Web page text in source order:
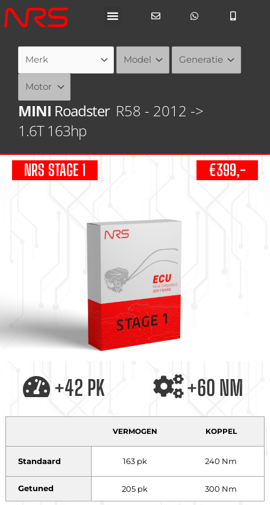
Ga
naar
MINI Roadster R58 - 2012 ->
1.6T 163hp
NRS STAGE 1 €399,-
+42 PK +60 NM
VERMOGEN KOPPEL
Standaard 163 pk 240 Nm
Getuned 205 pk 300 Nm